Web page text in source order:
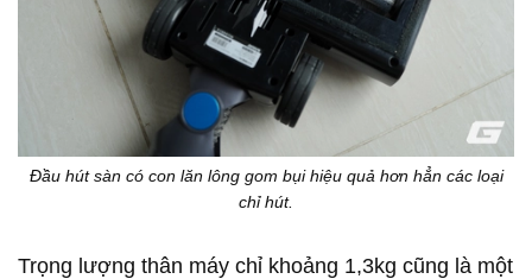
Đầu hút sàn có con lăn lông gom bụi hiệu quả hơn hẳn các loại
chỉ hút.
Trọng lượng thân máy chỉ khoảng 1,3kg cũng là một